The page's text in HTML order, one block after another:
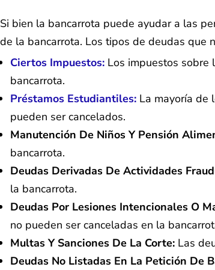
Si bien la bancarrota puede ayudar a las
de la bancarrota. Los tipos de deudas que
Ciertos Impuestos: Los impuestos sobre
bancarrota.
Préstamos Estudiantiles: La mayoría de
pueden ser cancelados.
Manutención De Niños Y Pensión
bancarrota.
Deudas Derivadas De Actividades
la bancarrota.
Deudas Por Lesiones Intencionales O
no pueden ser canceladas en la
Multas Y Sanciones De La Corte: Las
Deudas No Listadas En La Petición De